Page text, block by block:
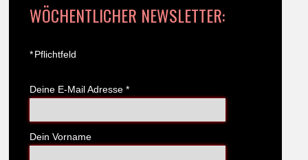
WÖCHENTLICHER NEWSLETTER:
*Pflichtfeld
Deine E-Mail Adresse *
Dein Vorname